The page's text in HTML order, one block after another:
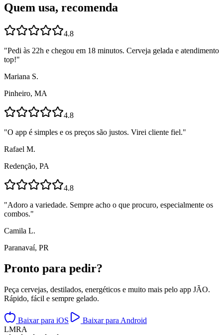
Quem usa, recomenda
4.8
"Pedi às 22h e chegou em 18 minutos. Cerveja gelada e atendimento
top!"
Mariana S.
Pinheiro, MA
4.8
"O app é simples e os preços são justos. Virei cliente fiel."
Rafael M.
Redenção, PA
4.8
"Adoro a variedade. Sempre acho o que procuro, especialmente os
combos."
Camila L.
Paranavaí, PR
Pronto para pedir?
Peça cervejas, destilados, energéticos e muito mais pelo app JÃO.
Rápido, fácil e sempre gelado.
Baixar para iOS
Baixar para Android
LMRA